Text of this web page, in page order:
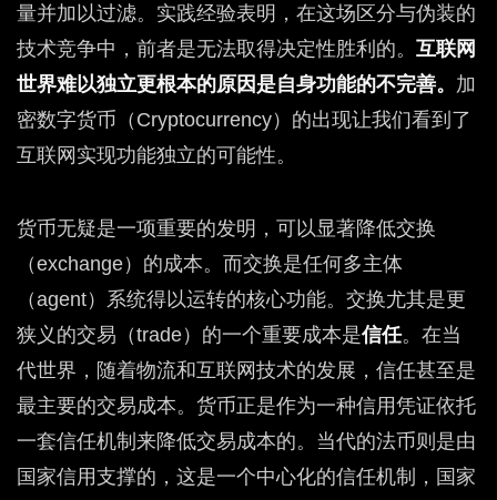
量并加以过滤。实践经验表明，在这场区分与伪装的
技术竞争中，前者是无法取得决定性胜利的。 互联网
世界难以独立更根本的原因是自身功能的不完善。 加
密数字货币（Cryptocurrency）的出现让我们看到了
互联网实现功能独立的可能性。
货币无疑是一项重要的发明，可以显著降低交换
（exchange）的成本。而交换是任何多主体
（agent）系统得以运转的核心功能。交换尤其是更
狭义的交易（trade）的一个重要成本是信任。在当
代世界，随着物流和互联网技术的发展，信任甚至是
最主要的交易成本。货币正是作为一种信用凭证依托
一套信任机制来降低交易成本的。当代的法币则是由
国家信用支撑的，这是一个中心化的信任机制，国家